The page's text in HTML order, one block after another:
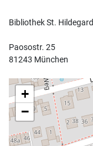
Bibliothek St. Hildegard
Paosostr. 25
81243 München
+
−